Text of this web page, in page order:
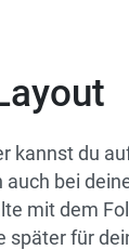
kannst du
bei
mit dem
später für